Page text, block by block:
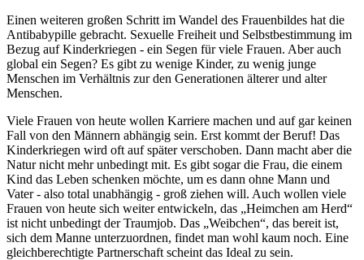
Einen weiteren großen Schritt im Wandel des Frauenbildes hat die
Antibabypille gebracht. Sexuelle Freiheit und Selbstbestimmung im
Bezug auf Kinderkriegen - ein Segen für viele Frauen. Aber auch
global ein Segen? Es gibt zu wenige Kinder, zu wenig junge
Menschen im Verhältnis zur den Generationen älterer und alter
Menschen.
Viele Frauen von heute wollen Karriere machen und auf gar keinen
Fall von den Männern abhängig sein. Erst kommt der Beruf! Das
Kinderkriegen wird oft auf später verschoben. Dann macht aber die
Natur nicht mehr unbedingt mit. Es gibt sogar die Frau, die einem
Kind das Leben schenken möchte, um es dann ohne Mann und
Vater - also total unabhängig - groß ziehen will. Auch wollen viele
Frauen von heute sich weiter entwickeln, das
Heimchen am Herd
ist nicht unbedingt der Traumjob. Das
Weibchen , das bereit ist,
sich dem Manne unterzuordnen, findet man wohl kaum noch. Eine
gleichberechtigte Partnerschaft scheint das Ideal zu sein.